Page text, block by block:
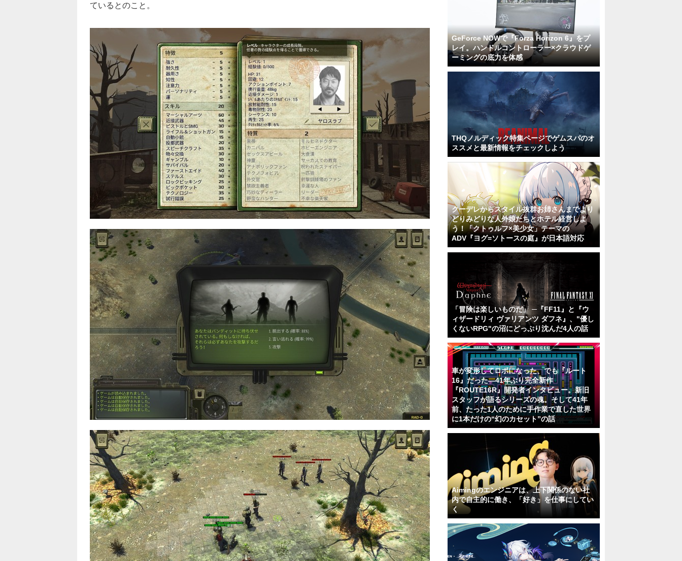
ているとのこと。
GeForce NOWで『Forza Horizon 6』をプ
レイ。ハンドルコントローラー×クラウドゲ
ーミングの底力を体感
THQノルディック特集ページでゲムスパのオ
ススメと最新情報をチェックしよう
クーデレからスタイル抜群お姉さんまでより
どりみどりな人外娘たちとホテル経営しよ
う！「クトゥルフ×美少女」テーマの
ADV『ヨグ=ソトースの庭』が日本語対応
「冒険は楽しいものだ」 ─『FF11』と『ウ
ィザードリィ ヴァリアンツ ダフネ』、"優し
くないRPG"の沼にどっぷり沈んだ4人の話
車が変形してロボになった、でも『ルート
16』だった―41年ぶり完全新作
『ROUTE16R』開発者インタビュー。新旧
スタッフが語るシリーズの魂。そして41年
前、たった1人のために手作業で直した世界
に1本だけの“幻のカセット”の話
Aimingのエンジニアは、上下関係のない社
内で自主的に働き、「好き」を仕事にしてい
く